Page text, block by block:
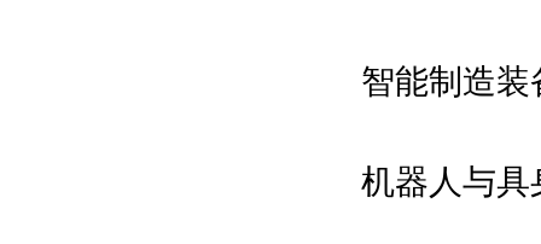
智能制造
机器人与具